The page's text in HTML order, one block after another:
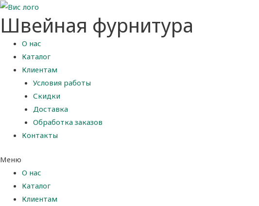
Швейная фурнитура
О нас
Каталог
Клиентам
Условия работы
Скидки
Доставка
Обработка заказов
Контакты
Меню
О нас
Каталог
Клиентам